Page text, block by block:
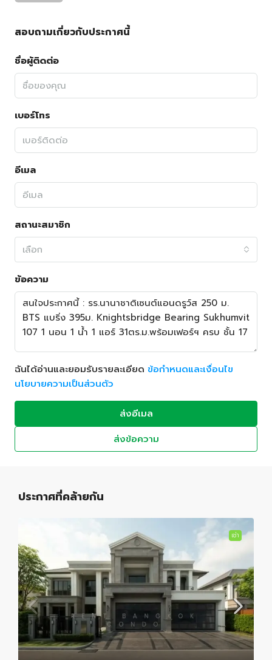
สอบถามเกี่ยวกับประกาศนี้
ชื่อผู้ติดต่อ
เบอร์โทร
อีเมล
สถานะสมาชิก
เลือก
ข้อความ
ฉันได้อ่านและยอมรับรายละเอียด ข้อกำหนดและเงื่อนไข
นโยบายความเป็นส่วนตัว
ส่งอีเมล
ส่งข้อความ
ประกาศที่คล้ายกัน
เช่า